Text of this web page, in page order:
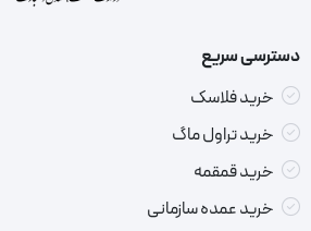
دسترسی سریع
خرید فلاسک
خرید تراول ماگ
خرید قمقمه
خرید عمده سازمانی